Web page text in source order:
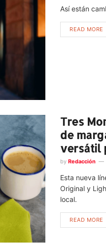
Así están
READ MORE
Tres
de
versátil
by Redacción
Esta nueva
Original y
local.
READ MORE